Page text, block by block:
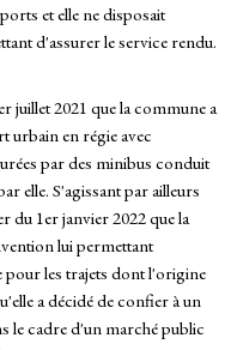
et elle ne disposait
d'assurer le service rendu.
juillet 2021 que la commune a
urbain en régie avec
par des minibus conduit
elle. S'agissant par ailleurs
du 1er janvier 2022 que la
lui permettant
les trajets dont l'origine
a décidé de confier à un
le cadre d'un marché public